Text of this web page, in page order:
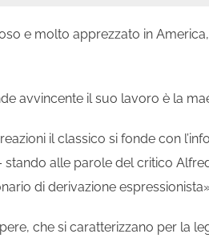
e molto apprezzato in America,
avvincente il suo lavoro è la
il classico si fonde con
stando alle parole del critico
di derivazione
che si caratterizzano per la